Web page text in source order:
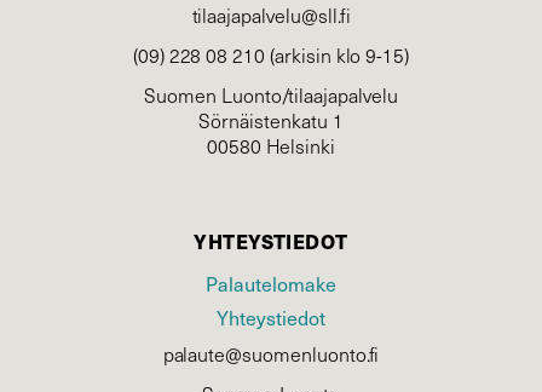
tilaajapalvelu@sll.fi
(09) 228 08 210 (arkisin klo 9-15)
Suomen Luonto/tilaajapalvelu
Sörnäistenkatu 1
00580 Helsinki
YHTEYSTIEDOT
Palautelomake
Yhteystiedot
palaute@suomenluonto.fi